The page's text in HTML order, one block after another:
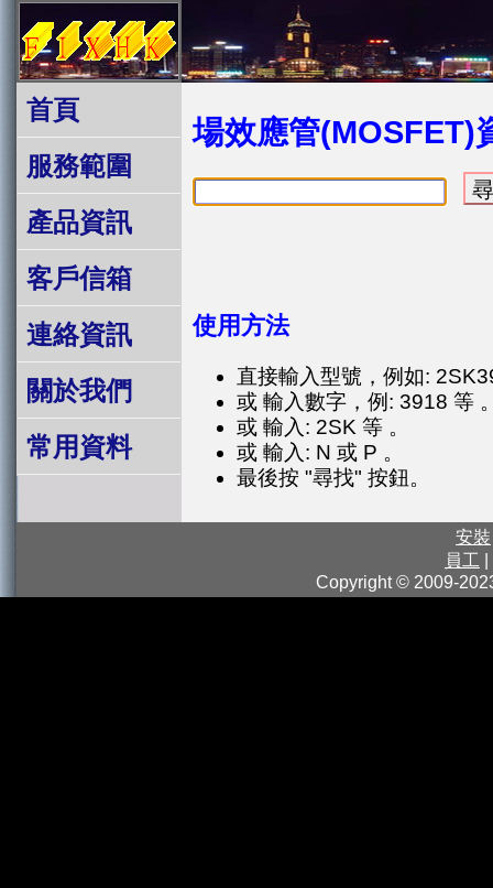
首頁
服務範圍
產品資訊
客戶信箱
連絡資訊
關於我們
常用資料
場效應管(MOSFET)
使用方法
直接輸入型號，例如:
或 輸入數字，例: 3918 等
或 輸入: 2SK 等 。
或 輸入: N 或 P 。
最後按 "尋找" 按鈕。
安裝
員工
Copyright © 2009-